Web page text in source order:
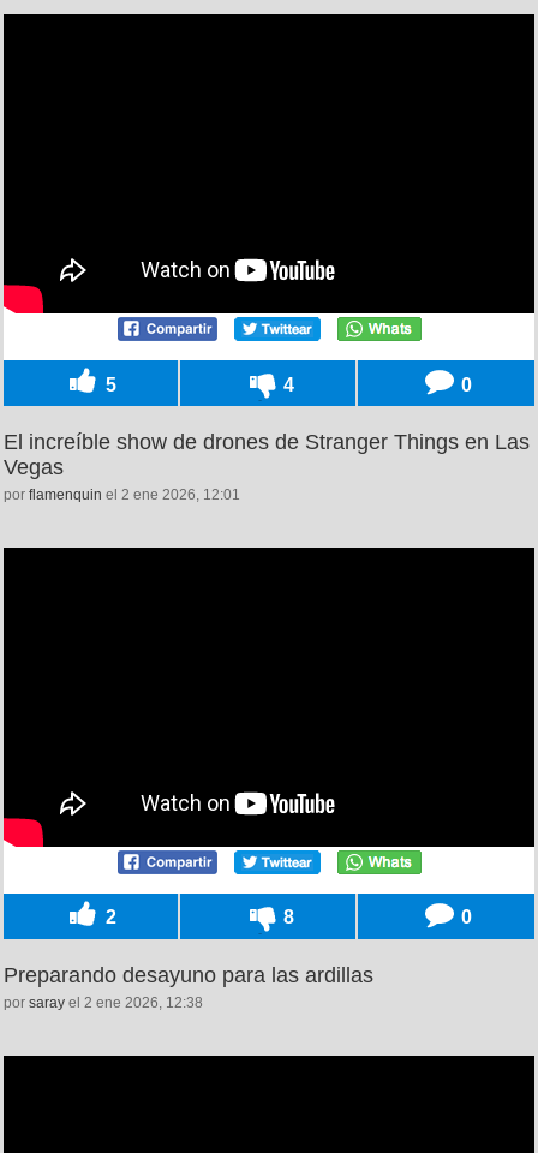
5 4 0
El increíble show de drones de Stranger Things en Las
Vegas
por flamenquin el 2 ene 2026, 12:01
2 8 0
Preparando desayuno para las ardillas
por saray el 2 ene 2026, 12:38